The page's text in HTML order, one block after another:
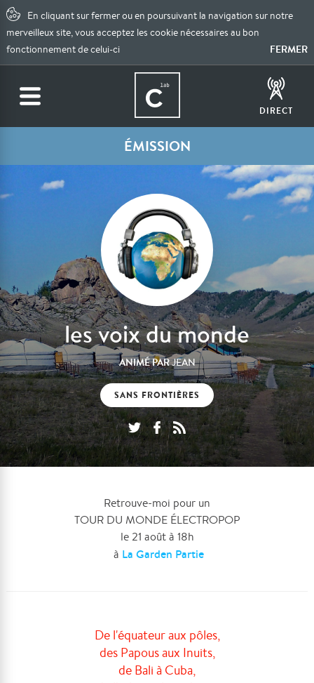
En cliquant sur fermer ou en poursuivant la navigation sur notre
merveilleux site, vous acceptez les cookie nécessaires au bon
fonctionnement de celui-ci
FERMER
DIRECT
ÉMISSION
les voix du monde
ANIMÉ PARJEAN
SANS FRONTIÈRES
Retrouve-moi pour un
TOUR DU MONDE ÉLECTROPOP
le 21 août à 18h
à La Garden Partie
De l'équateur aux pôles,
des Papous aux Inuits,
de Bali à Cuba,